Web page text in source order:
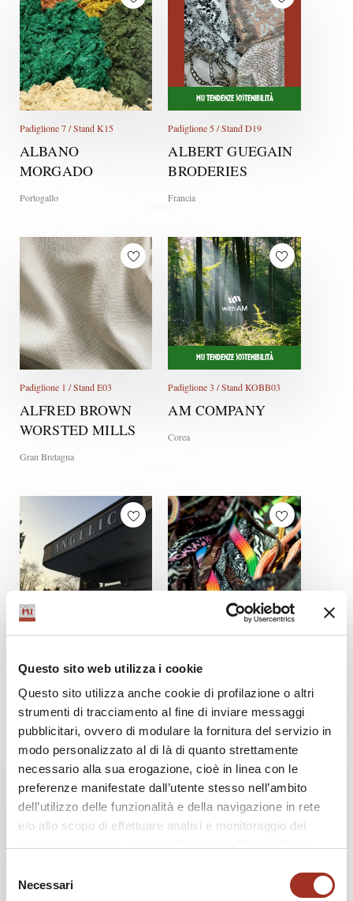
Questo sito web utilizza i cookie
Questo sito utilizza anche cookie di profilazione o altri
strumenti di tracciamento al fine di inviare messaggi
pubblicitari, ovvero di modulare la fornitura del servizio in
modo personalizzato al di là di quanto strettamente
necessario alla sua erogazione, cioè in linea con le
preferenze manifestate dall’utente stesso nell’ambito
dell’utilizzo delle funzionalità e della navigazione in rete
e/o allo scopo di effettuare analisi e monitoraggio dei
nostro sito, con i nostri partner che si occupano di analisi
delNecessari
Padiglione 7 / Stand K15
ALBANO
MORGADO
Portogallo
MU TENDENZE SOSTENIBILITÀ
Padiglione 5 / Stand D19
ALBERT GUEGAIN
BRODERIES
Francia
Padiglione 1 / Stand E03
ALFRED BROWN
WORSTED MILLS
Gran Bretagna
MU TENDENZE SOSTENIBILITÀ
Padiglione 3 / Stand KOBB03
AM COMPANY
Corea
ANGELICO
Italia
MU TENDENZE SOSTENIBILITÀ
ARPEX TEXTILES
Italia
Padiglione 3 / Stand F15